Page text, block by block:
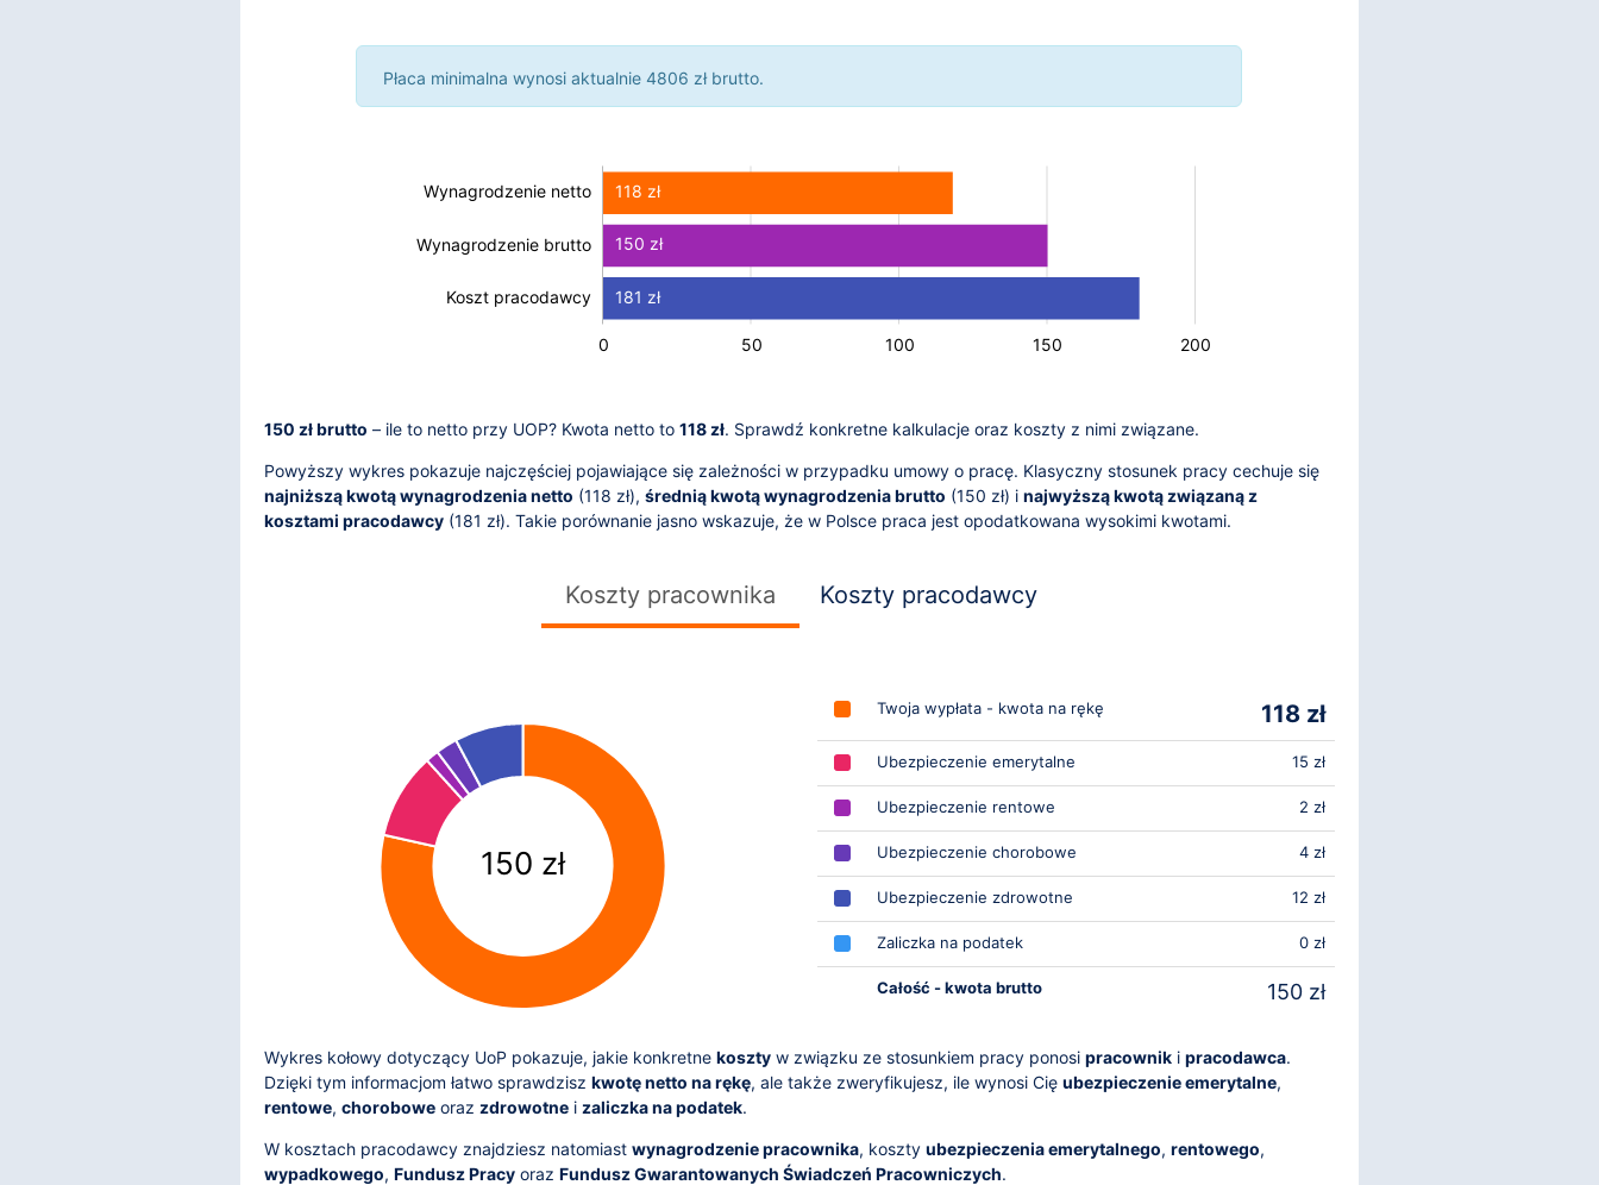
Płaca minimalna wynosi aktualnie 4806 zł brutto.
118 zł
150 zł
181 zł
Wynagrodzenie brutto
Wynagrodzenie netto
Wynagrodzenie brutto
Koszt pracodawcy
L
-100
-50
0 50 100 150 200
250
150 zł brutto – ile to netto przy UOP? Kwota netto to 118 zł. Sprawdź konkretne kalkulacje oraz koszty z nimi związane.
Powyższy wykres pokazuje najczęściej pojawiające się zależności w przypadku umowy o pracę. Klasyczny stosunek pracy cechuje się
najniższą kwotą wynagrodzenia netto (118 zł), średnią kwotą wynagrodzenia brutto (150 zł) i najwyższą kwotą związaną z
kosztami pracodawcy (181 zł). Takie porównanie jasno wskazuje, że w Polsce praca jest opodatkowana wysokimi kwotami.
Koszty pracownika Koszty pracodawcy
150 zł
Twoja wypłata - kwota na rękę 118 zł
Ubezpieczenie emerytalne 15 zł
Ubezpieczenie rentowe 2 zł
Ubezpieczenie chorobowe 4 zł
Ubezpieczenie zdrowotne 12 zł
Zaliczka na podatek 0 zł
Całość - kwota brutto 150 zł
Wykres kołowy dotyczący UoP pokazuje, jakie konkretne koszty w związku ze stosunkiem pracy ponosi pracownik i pracodawca.
Dzięki tym informacjom łatwo sprawdzisz kwotę netto na rękę, ale także zweryfikujesz, ile wynosi Cię ubezpieczenie emerytalne,
rentowe, chorobowe oraz zdrowotne i zaliczka na podatek.
W kosztach pracodawcy znajdziesz natomiast wynagrodzenie pracownika, koszty ubezpieczenia emerytalnego, rentowego,
wypadkowego, Fundusz Pracy oraz Fundusz Gwarantowanych Świadczeń Pracowniczych.